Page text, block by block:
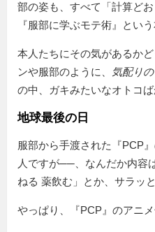
部の姿も、すべて「計算ど
『服部に学ぶモテ術』とい
本人たちにその気があるか
ンや服部のように、
気配り
の中、ガキみたいなオトコ
地球最後の日
服部から手渡された『PCP
人ですが──、なんだか内容
ねる 薬飲む
とか、サラッ
やっぱり、『PCP』のアニ